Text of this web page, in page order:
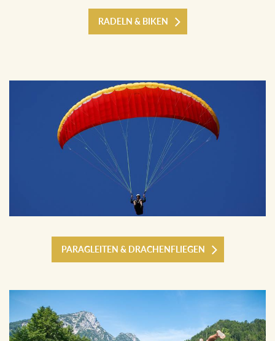
RADELN & BIKEN
PARAGLEITEN & DRACHENFLIEGEN